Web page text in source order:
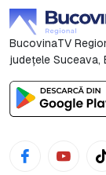
BucovinaTV
județele Suceava,